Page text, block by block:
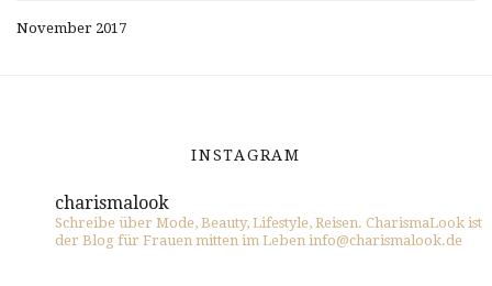
November 2017
INSTAGRAM
charismalook
Schreibe über Mode, Beauty, Lifestyle, Reisen. CharismaLook ist
der Blog für Frauen mitten im Leben info@charismalook.de